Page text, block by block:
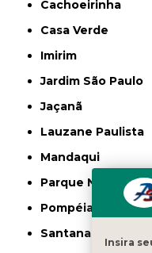
Cachoeirinha
Casa Verde
Imirim
Jardim São Paulo
Jaçanã
Lauzane Paulista
Mandaqui
Parque Novo
Pompéia
Santana
Insira